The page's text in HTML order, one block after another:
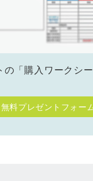
「購入ワークシー
無料プレゼントフォー